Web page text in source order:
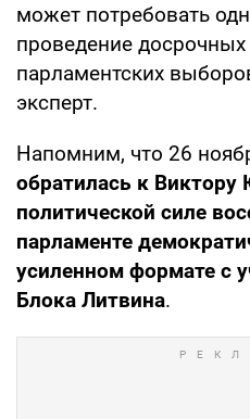
может потребовать
проведение досрочных
парламентских
эксперт.
Напомним, что 26
обратилась к
политической силе
парламенте
усиленном формате с
Блока Литвина.